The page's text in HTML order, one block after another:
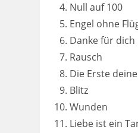
Null auf 100
Engel ohne
Danke für dich
Rausch
Die Erste
Blitz
Wunden
Liebe ist ein